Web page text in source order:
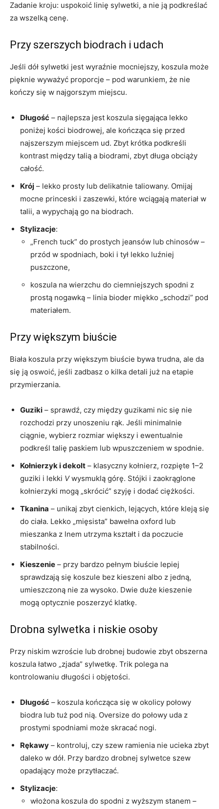
Zadanie kroju: uspokoić linię sylwetki, a nie ją podkreślać
za wszelką cenę.
Przy szerszych biodrach i udach
Jeśli dół sylwetki jest wyraźnie mocniejszy, koszula może
pięknie wyważyć proporcje – pod warunkiem, że nie
kończy się w najgorszym miejscu.
Długość – najlepsza jest koszula sięgająca lekko
poniżej kości biodrowej, ale kończąca się przed
najszerszym miejscem ud. Zbyt krótka podkreśli
kontrast między talią a biodrami, zbyt długa obciąży
całość.
Krój – lekko prosty lub delikatnie taliowany. Omijaj
mocne princeski i zaszewki, które wciągają materiał w
talii, a wypychają go na biodrach.
Stylizacje:
„French tuck” do prostych jeansów lub chinosów –
przód w spodniach, boki i tył lekko luźniej
puszczone,
koszula na wierzchu do ciemniejszych spodni z
prostą nogawką – linia bioder miękko „schodzi” pod
materiałem.
Przy większym biuście
Biała koszula przy większym biuście bywa trudna, ale da
się ją oswoić, jeśli zadbasz o kilka detali już na etapie
przymierzania.
Guziki – sprawdź, czy między guzikami nic się nie
rozchodzi przy unoszeniu rąk. Jeśli minimalnie
ciągnie, wybierz rozmiar większy i ewentualnie
podkreśl talię paskiem lub wpuszczeniem w spodnie.
Kołnierzyk i dekolt – klasyczny kołnierz, rozpięte 1–2
guziki i lekki Vwysmuklą górę. Stójki i zaokrąglone
kołnierzyki mogą „skrócić” szyję i dodać ciężkości.
Tkanina – unikaj zbyt cienkich, lejących, które kleją się
do ciała. Lekko „mięsista” bawełna oxford lub
mieszanka z lnem utrzyma kształt i da poczucie
stabilności.
Kieszenie – przy bardzo pełnym biuście lepiej
sprawdzają się koszule bez kieszeni albo z jedną,
umieszczoną nie za wysoko. Dwie duże kieszenie
mogą optycznie poszerzyć klatkę.
Drobna sylwetka i niskie osoby
Przy niskim wzroście lub drobnej budowie zbyt obszerna
koszula łatwo „zjada” sylwetkę. Trik polega na
kontrolowaniu długości i objętości.
Długość – koszula kończąca się w okolicy połowy
biodra lub tuż pod nią. Oversize do połowy uda z
prostymi spodniami może skracać nogi.
Rękawy – kontroluj, czy szew ramienia nie ucieka zbyt
daleko w dół. Przy bardzo drobnej sylwetce szew
opadający może przytłaczać.
Stylizacje:
włożona koszula do spodni z wyższym stanem –